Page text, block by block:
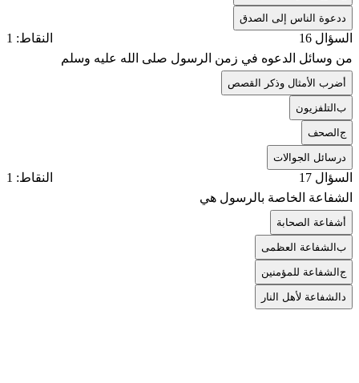
دعوة الناس إلى الصدق
السؤال 16
النقاط: 1
من وسائل الدعوه في زمن الرسول صلى الله عليه وسلم
ضرب الأمثال وذكر القصص
بالتلفزيون
جالصحف
رسائل الجوالات
السؤال 17
النقاط: 1
الشفاعة الخاصة بالرسول هي
شفاعة الصحابة
بالشفاعة العظمى
جالشفاعة للمؤمنين
الشفاعة لأهل النار